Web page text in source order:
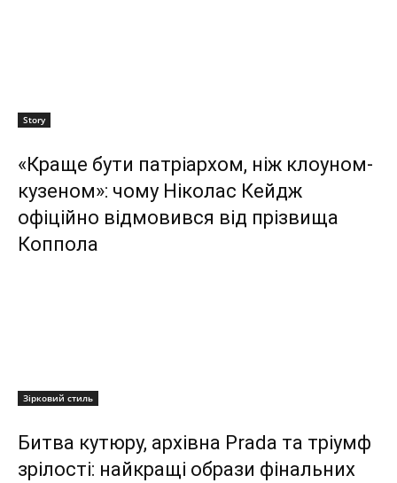
Story
«Краще бути патріархом, ніж клоуном-
кузеном»: чому Ніколас Кейдж
офіційно відмовився від прізвища
Коппола
Зірковий стиль
Битва кутюру, архівна Prada та тріумф
зрілості: найкращі образи фінальних